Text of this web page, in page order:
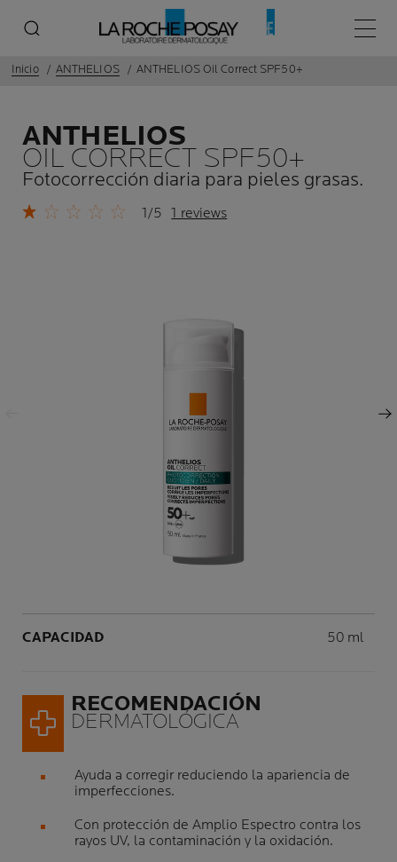
Menú
Inicio ANTHELIOS ANTHELIOS Oil Correct SPF50+
ANTHELIOS
OIL CORRECT SPF50+
Fotocorrección diaria para pieles grasas.
1/5 1 reviews
Siguiente Panel
CAPACIDAD Volume
50 ml
RECOMENDACIÓN
DERMATOLÓGICA
Ayuda a corregir reduciendo la apariencia de
imperfecciones.
Con protección de Amplio Espectro contra los
rayos UV, la contaminación y la oxidación.